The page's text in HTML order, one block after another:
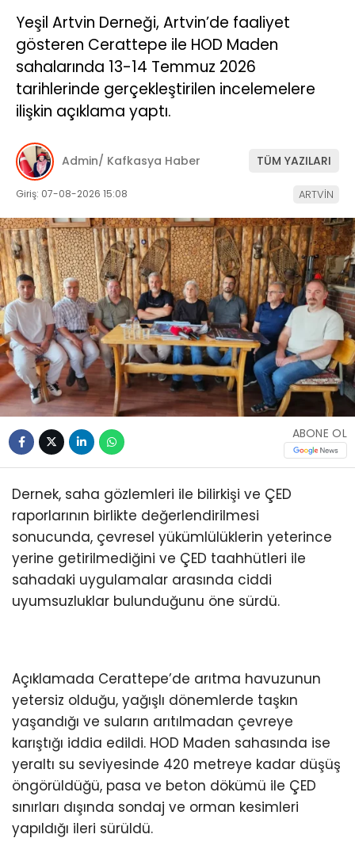
Yeşil Artvin Derneği, Artvin’de faaliyet
gösteren Cerattepe ile HOD Maden
sahalarında 13-14 Temmuz 2026
tarihlerinde gerçekleştirilen incelemelere
ilişkin açıklama yaptı.
Admin/ Kafkasya Haber TÜM YAZILARI
Giriş: 07-08-2026 15:08 ARTVİN
ABONE OL
Dernek, saha gözlemleri ile bilirkişi ve ÇED
raporlarının birlikte değerlendirilmesi
sonucunda, çevresel yükümlülüklerin yeterince
yerine getirilmediğini ve ÇED taahhütleri ile
sahadaki uygulamalar arasında ciddi
uyumsuzluklar bulunduğunu öne sürdü.
Açıklamada Cerattepe’de arıtma havuzunun
yetersiz olduğu, yağışlı dönemlerde taşkın
yaşandığı ve suların arıtılmadan çevreye
karıştığı iddia edildi. HOD Maden sahasında ise
yeraltı su seviyesinde 420 metreye kadar düşüş
öngörüldüğü, pasa ve beton dökümü ile ÇED
sınırları dışında sondaj ve orman kesimleri
yapıldığı ileri sürüldü.